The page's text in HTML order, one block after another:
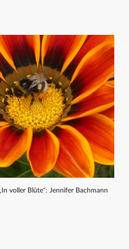
voller Blüte“: Jennifer Bachmann